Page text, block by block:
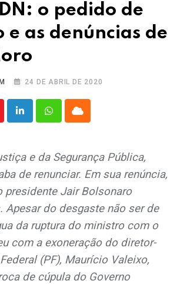
o pedido de
e as denúncias de
24 DE ABRIL DE 2020
LinkedInWhatsappCloud
e da Segurança Pública,
de renunciar. Em sua renúncia,
presidente Jair Bolsonaro
Apesar do desgaste não ser de
da ruptura do ministro com o
com a exoneração do diretor-
(PF), Maurício Valeixo,
de cúpula do Governo